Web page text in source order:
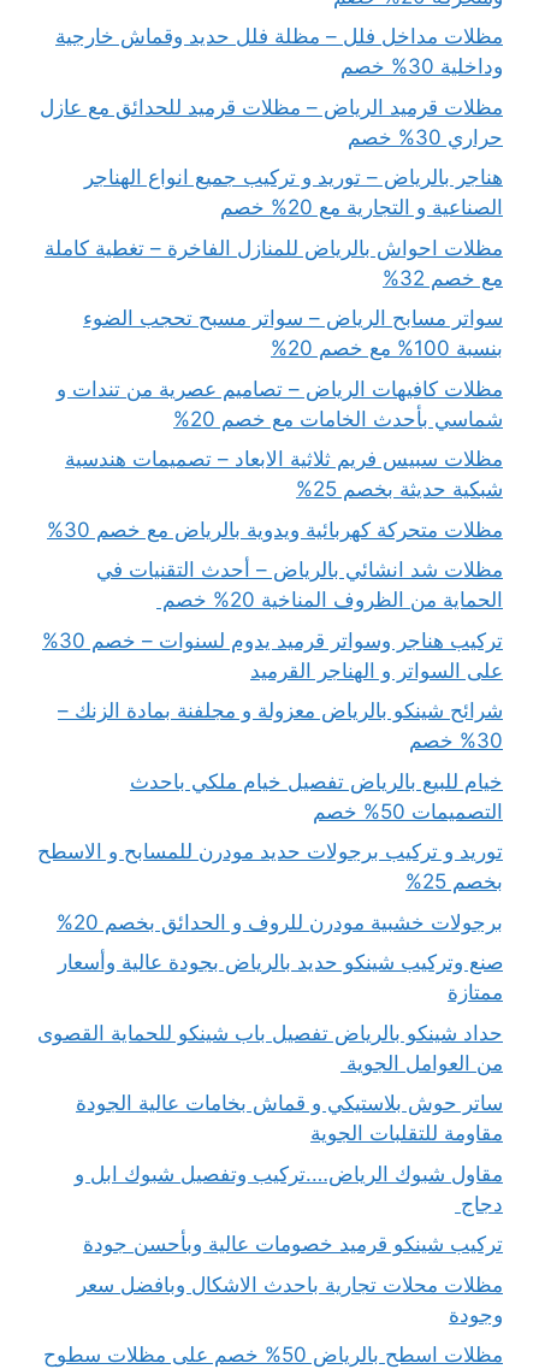
مظلات مداخل فلل – مظلة فلل حديد وقماش خارجية
وداخلية 30% خصم
مظلات قرميد الرياض – مظلات قرميد للحدائق مع عازل
حراري 30% خصم
هناجر بالرياض – توريد و تركيب جميع انواع الهناجر
الصناعية و التجارية مع 20% خصم
مظلات احواش بالرياض للمنازل الفاخرة – تغطية كاملة
مع خصم 32%
سواتر مسابح الرياض – سواتر مسبح تحجب الضوء
بنسبة 100% مع خصم 20%
مظلات كافيهات الرياض – تصاميم عصرية من تندات و
شماسي بأحدث الخامات مع خصم 20%
مظلات سبيس فريم ثلاثية الابعاد – تصميمات هندسية
شبكية حديثة بخصم 25%
مظلات متحركة كهربائية ويدوية بالرياض مع خصم 30%
مظلات شد انشائي بالرياض – أحدث التقنيات في
الحماية من الظروف المناخية 20% خصم
تركيب هناجر وسواتر قرميد يدوم لسنوات – خصم 30%
على السواتر و الهناجر القرميد
شرائح شينكو بالرياض معزولة و مجلفنة بمادة الزنك –
30% خصم
خيام للبيع بالرياض تفصيل خيام ملكي باحدث
التصميمات 50% خصم
توريد و تركيب برجولات حديد مودرن للمسابح و الاسطح
بخصم 25%
برجولات خشبية مودرن للروف و الحدائق بخصم 20%
صنع وتركيب شينكو حديد بالرياض بجودة عالية وأسعار
ممتازة
حداد شينكو بالرياض تفصيل باب شينكو للحماية القصوى
من العوامل الجوية
ساتر حوش بلاستيكي و قماش بخامات عالية الجودة
مقاومة للتقلبات الجوية
مقاول شبوك الرياض….تركيب وتفصيل شبوك ابل و
دجاج
تركيب شينكو قرميد خصومات عالية وبأحسن جودة
مظلات محلات تجارية باحدث الاشكال وبافضل سعر
وجودة
مظلات اسطح بالرياض 50% خصم على مظلات سطوح